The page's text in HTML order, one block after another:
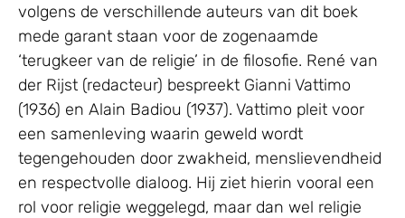
volgens de verschillende auteurs van dit boek
mede garant staan voor de zogenaamde
‘terugkeer van de religie’ in de filosofie. René van
der Rijst (redacteur) bespreekt Gianni Vattimo
(1936) en Alain Badiou (1937). Vattimo pleit voor
een samenleving waarin geweld wordt
tegengehouden door zwakheid, menslievendheid
en respectvolle dialoog. Hij ziet hierin vooral een
rol voor religie weggelegd, maar dan wel religie